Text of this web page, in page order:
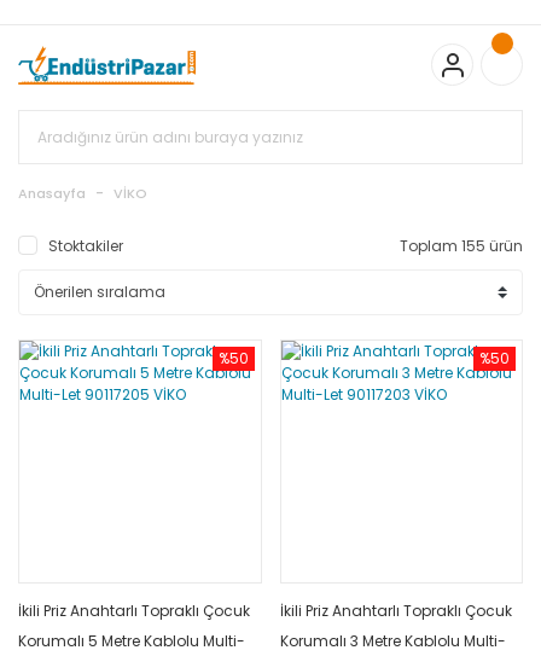
Bayonet J Tip Termokupul Ürünlerinde 50 Adet Alımlarda
Sepette Ekstra %5 İskonto...
50.000,00TL ve Üzeri EMKO Ürünleri
Alışverişlerinizde Sepette %5 EK İNDİRİM...
%15 İskonto... 50.000,00TL ve Üzeri GEMO Ürünleri
Alışverişlerinizde Sepette %3 EK İNDİRİM...
Standart Bayonet J Tip Termokupul Ürünlerinde 100 Adet
Anasayfa VİKO
Stoktakiler Toplam 155 ürün
%50
İkili Priz Anahtarlı Topraklı Çocuk
Korumalı 5 Metre Kablolu Multi-
%50
İkili Priz Anahtarlı Topraklı Çocuk
Korumalı 3 Metre Kablolu Multi-